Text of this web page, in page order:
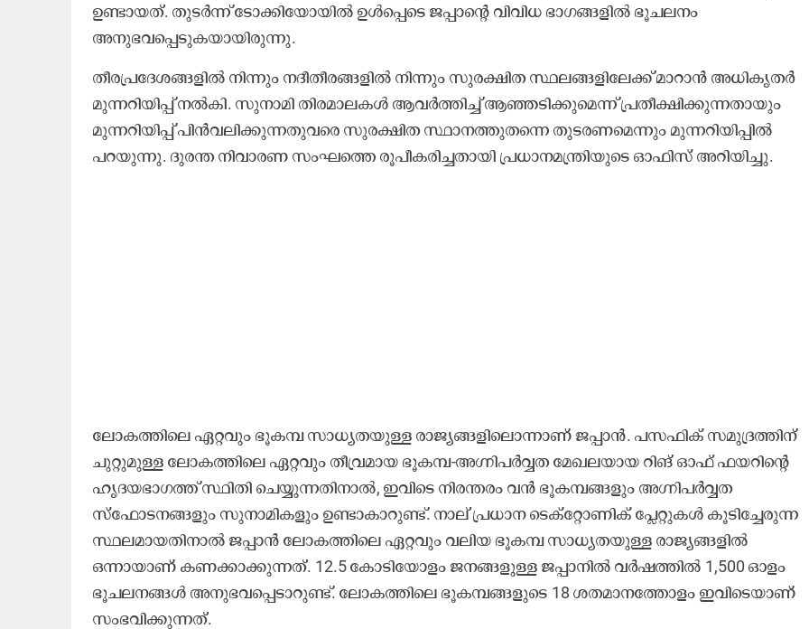
ഉണ്ടായത്. തുടർന്ന് ടോക്കിയോയിൽ ഉൾപ്പെടെ ജപ്പാ​ന്റെ വിവിധ ഭാഗങ്ങളിൽ ഭൂചലനം
അനുഭവപ്പെടുകയായിരുന്നു.
തീരപ്രദേശങ്ങളിൽ നിന്നും നദീതീരങ്ങളിൽ നിന്നും സുരക്ഷിത സ്ഥലങ്ങളി​ലേക്ക് മാറാൻ അധികൃതർ
മുന്നറിയിപ്പ് നൽകി. സുനാമി തിരമാലകൾ ആവർത്തിച്ച് ആഞ്ഞടിക്കുമെന്ന് പ്രതീക്ഷിക്കുന്നതായും
മുന്നറിയിപ്പ് പിൻവലിക്കുന്നതുവരെ സുരക്ഷിത സ്ഥാനത്തുതന്നെ തുടരണമെന്നും മുന്നറിയിപ്പിൽ
പറയുന്നു. ദുരന്ത നിവാരണ സംഘത്തെ രൂപീകരിച്ചതായി പ്രധാനമന്ത്രിയുടെ ഓഫിസ് അറിയിച്ചു.
ലോകത്തിലെ ഏറ്റവും ഭൂകമ്പ സാധ്യതയുള്ള രാജ്യങ്ങളിലൊന്നാണ് ജപ്പാൻ. പസഫിക് സമുദ്രത്തിന്
ചുറ്റുമുള്ള ലോകത്തിലെ ഏറ്റവും തീവ്രമായ ഭൂകമ്പ-അഗ്നിപർവ്വത മേഖലയായ റിങ് ഓഫ് ഫയറിന്റെ
ഹൃദയഭാഗത്ത് സ്ഥിതി ചെയ്യുന്നതിനാൽ, ഇവിടെ നിരന്തരം വൻ ഭൂകമ്പങ്ങളും അഗ്നിപർവ്വത
സ്‌ഫോടനങ്ങളും സുനാമികളും ഉണ്ടാകാറുണ്ട്. നാല് പ്രധാന ടെക്റ്റോണിക് പ്ലേറ്റുകൾ കൂടിച്ചേരുന്ന
സ്ഥലമായതിനാൽ ജപ്പാൻ ലോകത്തിലെ ഏറ്റവും വലിയ ഭൂകമ്പ സാധ്യതയുള്ള രാജ്യങ്ങളിൽ
ഒന്നായാണ് കണക്കാക്കുന്നത്. 12.5 കോടിയോളം ജനങ്ങളുള്ള ജപ്പാനിൽ വർഷത്തിൽ 1,500 ഓളം
ഭൂചലനങ്ങൾ അനുഭവപ്പെടാറുണ്ട്. ലോകത്തിലെ ഭൂകമ്പങ്ങളുടെ 18 ശതമാനത്തോളം ഇവിടെയാണ്
സംഭവിക്കുന്നത്.